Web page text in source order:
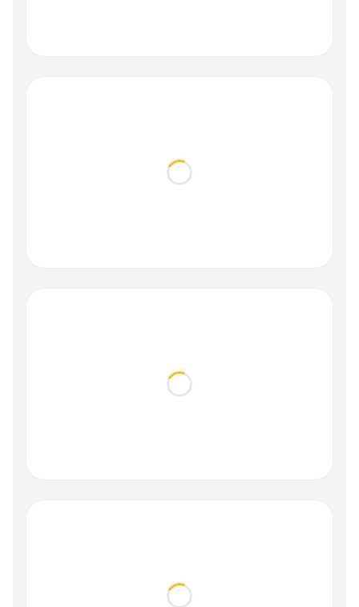
Loading...
Loading...